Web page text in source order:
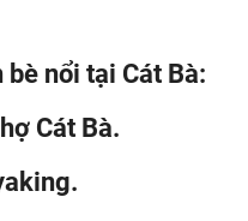
nổi tại Cát Bà:
Cát Bà.